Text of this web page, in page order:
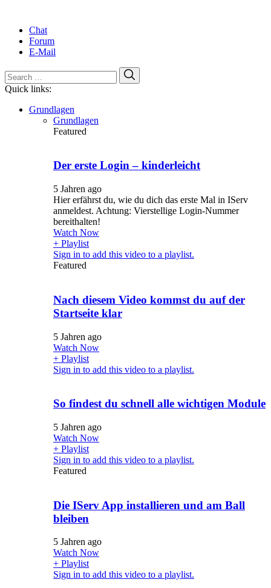
Chat
Forum
E-Mail
Search
for:
Quick links:
Grundlagen
Grundlagen
Featured
Der erste Login – kinderleicht
5 Jahren ago
Hier erfährst du, wie du dich das erste Mal in IServ
anmeldest. Achtung: Vierstellige Login-Nummer
bereithalten!
Watch Now
+ Playlist
Sign in to add this video to a playlist.
Featured
Nach diesem Video kommst du auf der
Startseite klar
5 Jahren ago
Watch Now
+ Playlist
Sign in to add this video to a playlist.
So findest du schnell alle wichtigen Module
5 Jahren ago
Watch Now
+ Playlist
Sign in to add this video to a playlist.
Featured
Die IServ App installieren und am Ball
bleiben
5 Jahren ago
Watch Now
+ Playlist
Sign in to add this video to a playlist.